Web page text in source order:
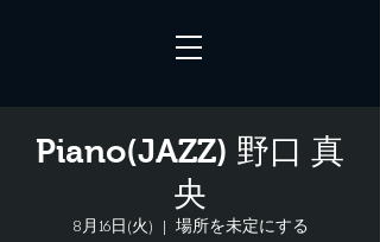
Piano(JAZZ) 野口 真
央
8月16日(火)
  |
場所を未定にする